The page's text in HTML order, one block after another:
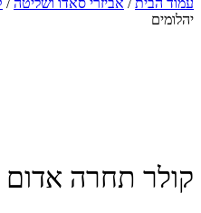
יהלומים
קולר תחרה